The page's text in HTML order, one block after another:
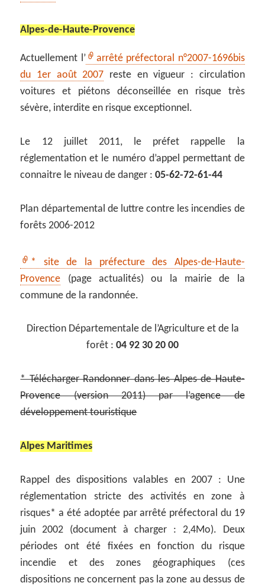
Alpes-de-Haute-Provence
Actuellement l’
arrêté préfectoral n°2007-1696bis
du 1er août 2007 reste en vigueur : circulation
voitures et piétons déconseillée en risque très
sévère, interdite en risque exceptionnel.
Le 12 juillet 2011, le préfet rappelle la
réglementation et le numéro d’appel permettant de
connaitre le niveau de danger :05-62-72-61-44
Plan départemental de luttre contre les incendies de
forêts 2006-2012
* site de la préfecture des Alpes-de-Haute-
Provence (page actualités) ou la mairie de la
commune de la randonnée.
Direction Départementale de l’Agriculture et de la
forêt : 04 92 30 20 00
* Télécharger Randonner dans les Alpes de Haute-
Provence (version 2011) par l’agence de
développement touristique
Alpes Maritimes
Rappel des dispositions valables en 2007 : Une
réglementation stricte des activités en zone à
risques* a été adoptée par arrêté préfectoral du 19
juin 2002 (document à charger : 2,4Mo). Deux
périodes ont été fixées en fonction du risque
incendie et des zones géographiques (ces
dispositions ne concernent pas la zone au dessus de